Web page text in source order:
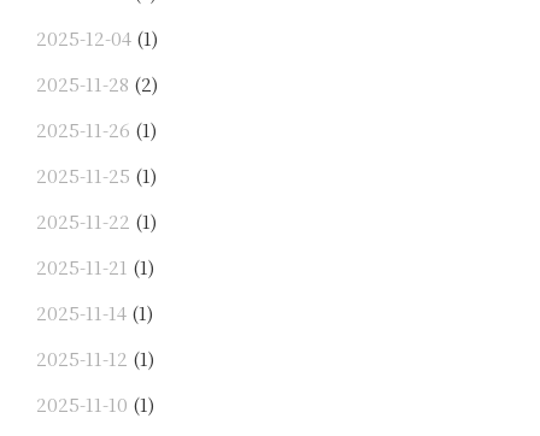
2025-12-04 (1)
2025-11-28 (2)
2025-11-26 (1)
2025-11-25 (1)
2025-11-22 (1)
2025-11-21 (1)
2025-11-14 (1)
2025-11-12 (1)
2025-11-10 (1)